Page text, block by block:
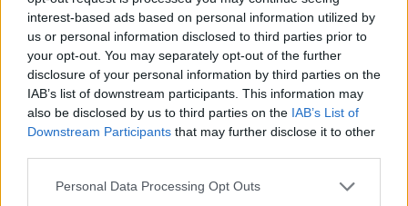
interest-based ads based on personal information utilized by
us or personal information disclosed to third parties prior to
your opt-out. You may separately opt-out of the further
disclosure of your personal information by third parties on the
IAB’s list of downstream participants. This information may
also be disclosed by us to third parties on the IAB’s List of
Downstream Participants that may further disclose it to other
Personal Data Processing Opt Outs
Auto Pour Vous
Navigation